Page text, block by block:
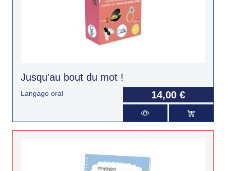
Jusqu'au bout du mot !
Langage oral 14,00 €